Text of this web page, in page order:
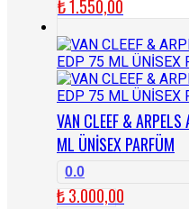
₺1.550,00
VAN CLEEF &
ML ÜNİSEX PARFÜM
0.0
₺3.000,00